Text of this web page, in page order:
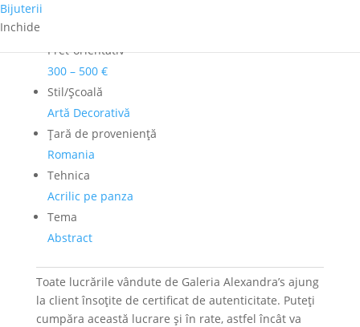
Bijuterii
Inchide
Pret-orientativ
300 – 500 €
Stil/Şcoală
Artă Decorativă
Ţară de provenienţă
Romania
Tehnica
Acrilic pe panza
Tema
Abstract
Toate lucrările vândute de Galeria Alexandra’s ajung
la client însoțite de certificat de autenticitate. Puteți
cumpăra această lucrare și în rate, astfel încât va